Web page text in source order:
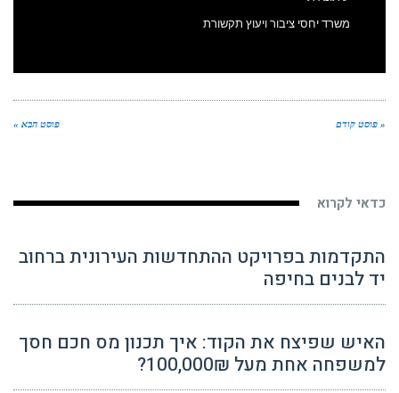
משרד יחסי ציבור ויעוץ תקשורת
« פוסט קודם פוסט הבא »
כדאי לקרוא
התקדמות בפרויקט ההתחדשות העירונית ברחוב
יד לבנים בחיפה
האיש שפיצח את הקוד: איך תכנון מס חכם חסך
למשפחה אחת מעל 100,000₪?